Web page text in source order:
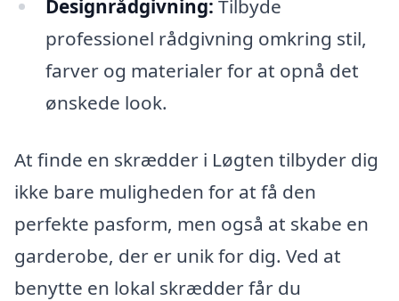
Designrådgivning: Tilbyde
professionel rådgivning omkring stil,
farver og materialer for at opnå det
ønskede look.
At finde en skrædder i Løgten tilbyder dig
ikke bare muligheden for at få den
perfekte pasform, men også at skabe en
garderobe, der er unik for dig. Ved at
benytte en lokal skrædder får du